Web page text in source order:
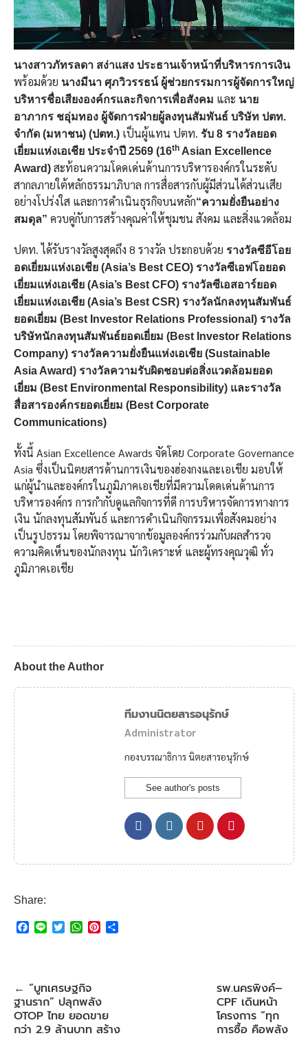
นางสาวภัทรลดา สง่าแสง ประธานเจ้าหน้าที่บริหารการเงิน
พร้อมด้วย นางมีนา ศุภวิวรรธน์ ผู้ช่วยกรรมการผู้จัดการใหญ่
บริหารชื่อเสียงองค์กรและกิจการเพื่อสังคม และ นาย
อาภากร ชอุ่มทอง ผู้จัดการฝ่ายผู้ลงทุนสัมพันธ์ บริษัท ปตท.
จำกัด (มหาชน) (ปตท.) เป็นผู้แทน ปตท. รับ 8 รางวัลยอด
เยี่ยมแห่งเอเชีย ประจำปี 2569 (16th Asian Excellence
Award) สะท้อนความโดดเด่นด้านการบริหารองค์กรในระดับ
สากลภายใต้หลักธรรมาภิบาล การสื่อสารกับผู้มีส่วนได้ส่วนเสีย
อย่างโปร่งใส และการดำเนินธุรกิจบนหลัก“ความยั่งยืนอย่าง
สมดุล” ควบคู่กับการสร้างคุณค่าให้ชุมชน สังคม และสิ่งแวดล้อม
ปตท. ได้รับรางวัลสูงสุดถึง 8 รางวัล ประกอบด้วย รางวัลซีอีโอย
อดเยี่ยมแห่งเอเชีย (Asia’s Best CEO) รางวัลซีเอฟโอยอด
เยี่ยมแห่งเอเชีย (Asia’s Best CFO) รางวัลซีเอสอาร์ยอด
เยี่ยมแห่งเอเชีย (Asia’s Best CSR) รางวัลนักลงทุนสัมพันธ์
ยอดเยี่ยม (Best Investor Relations Professional) รางวัล
บริษัทนักลงทุนสัมพันธ์ยอดเยี่ยม (Best Investor Relations
Company) รางวัลความยั่งยืนแห่งเอเชีย (Sustainable
Asia Award) รางวัลความรับผิดชอบต่อสิ่งแวดล้อมยอด
เยี่ยม (Best Environmental Responsibility) และรางวัล
สื่อสารองค์กรยอดเยี่ยม (Best Corporate
Communications)
ทั้งนี้ Asian Excellence Awards จัดโดย Corporate Governance
Asia ซึ่งเป็นนิตยสารด้านการเงินของฮ่องกงและเอเชีย มอบให้
แก่ผู้นำและองค์กรในภูมิภาคเอเชียที่มีความโดดเด่นด้านการ
บริหารองค์กร การกำกับดูแลกิจการที่ดี การบริหารจัดการทางการ
เงิน นักลงทุนสัมพันธ์ และการดำเนินกิจกรรมเพื่อสังคมอย่าง
เป็นรูปธรรม โดยพิจารณาจากข้อมูลองค์กรร่วมกับผลสำรวจ
ความคิดเห็นของนักลงทุน นักวิเคราะห์ และผู้ทรงคุณวุฒิ ทั่ว
ภูมิภาคเอเชีย
About the Author
ทีมงานนิตยสารอนุรักษ์
Administrator
กองบรรณาธิการ นิตยสารอนุรักษ์
See author's posts
Share:
o
o
k
e
r
W
A
p
p
e
s
t
← “บูทเศรษฐกิจ
ฐานราก” ปลุกพลัง
OTOP ไทย ยอดขาย
กว่า 2.9 ล้านบาท สร้าง
รพ.นครพิงค์–
CPF เดินหน้า
โครงการ “ทุก
การซื้อ คือพลัง